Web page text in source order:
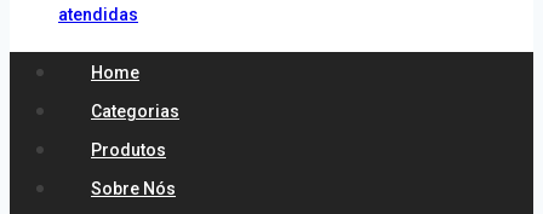
atendidas
Home
Categorias
Produtos
Sobre Nós